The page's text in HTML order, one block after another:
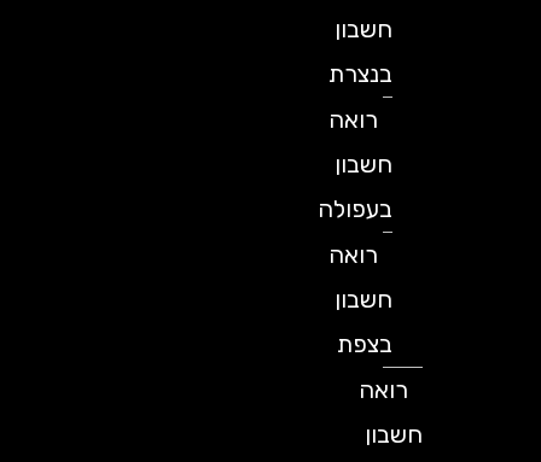
חשבון
בנצרת
רואה
חשבון
בעפולה
רואה
חשבון
בצפת
רואה
חשבון